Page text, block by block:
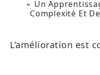
Un
Complexité Et
L’amélioration est